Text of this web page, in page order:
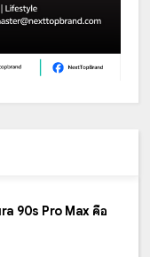
90s Pro Max คือ